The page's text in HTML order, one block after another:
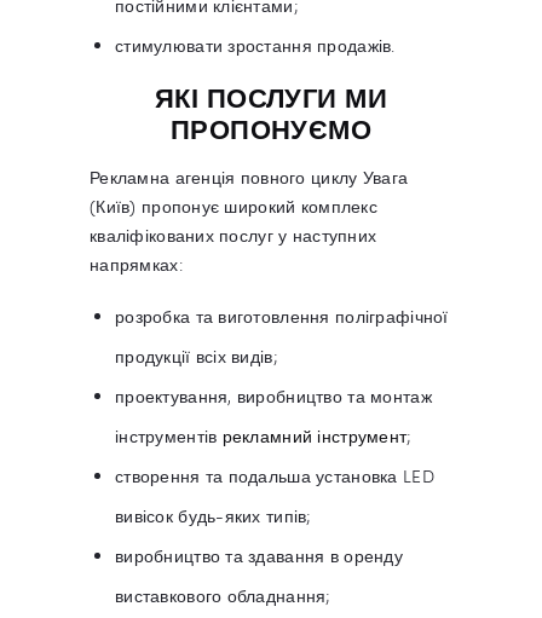
постійними клієнтами;
стимулювати зростання продажів.
ЯКІ ПОСЛУГИ МИ
ПРОПОНУЄМО
Рекламна агенція повного циклу Увага
(Київ) пропонує широкий комплекс
кваліфікованих послуг у наступних
напрямках:
розробка та виготовлення поліграфічної
продукції всіх видів;
проектування, виробництво та монтаж
інструментів рекламний інструмент;
створення та подальша установка LED
вивісок будь-яких типів;
виробництво та здавання в оренду
виставкового обладнання;